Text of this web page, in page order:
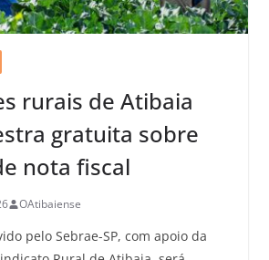
rurais de Atibaia
gratuita sobre
nota fiscal
OAtibaiense
pelo Sebrae-SP, com apoio da